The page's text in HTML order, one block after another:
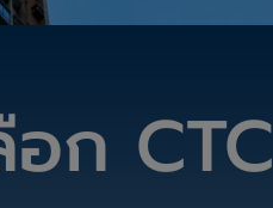
อก CTC